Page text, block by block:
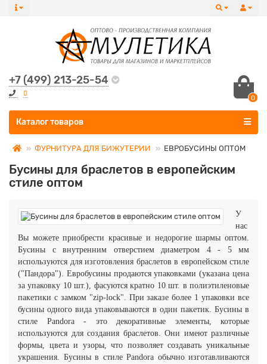
+7 (499) 213-25-54
0
Все категории
Каталог товаров
ФУРНИТУРА ДЛЯ БИЖУТЕРИИ ЕВРОБУСИНЫ ОПТОМ
Бусины для браслетов в европейским
стиле оптом
У
нас
Вы можете приобрести красивые и недорогие шармы оптом.
Бусины с внутренним отверстием диаметром 4 - 5 мм
используются для изготовления браслетов в европейском стиле
("Пандора"). Евробусины продаются упаковками (указана цена
за упаковку 10 шт.), фасуются кратно 10 шт. в полиэтиленовые
пакетики с замком "zip-lock". При заказе более 1 упаковки все
бусины одного вида упаковываются в один пакетик. Бусины в
стиле Pandora - это декоративные элементы, которые
используются для создания браслетов. Они имеют различные
формы, цвета и узоры, что позволяет создавать уникальные
украшения. Бусины в стиле Pandora обычно изготавливаются